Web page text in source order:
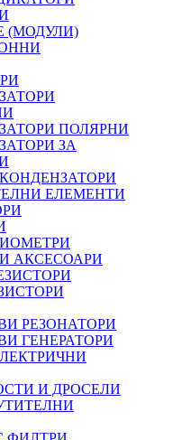
(МОДУЛИ)
ПОЛЯРНИ
ЗА
ЕЛЕМЕНТИ
АКСЕСОАРИ
РЕЗОНАТОРИ
ГЕНЕРАТОРИ
И ДРОСЕЛИ